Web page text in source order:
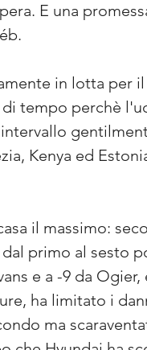
E una
in lotta per
tempo perchè
Kenya ed
il massimo:
primo al sesto
e a -9 da
ha limitato i
ma